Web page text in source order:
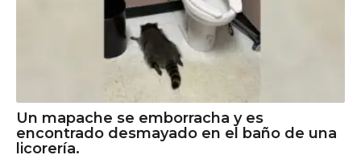
Un mapache se emborracha y es
encontrado desmayado en el baño de una
licorería.